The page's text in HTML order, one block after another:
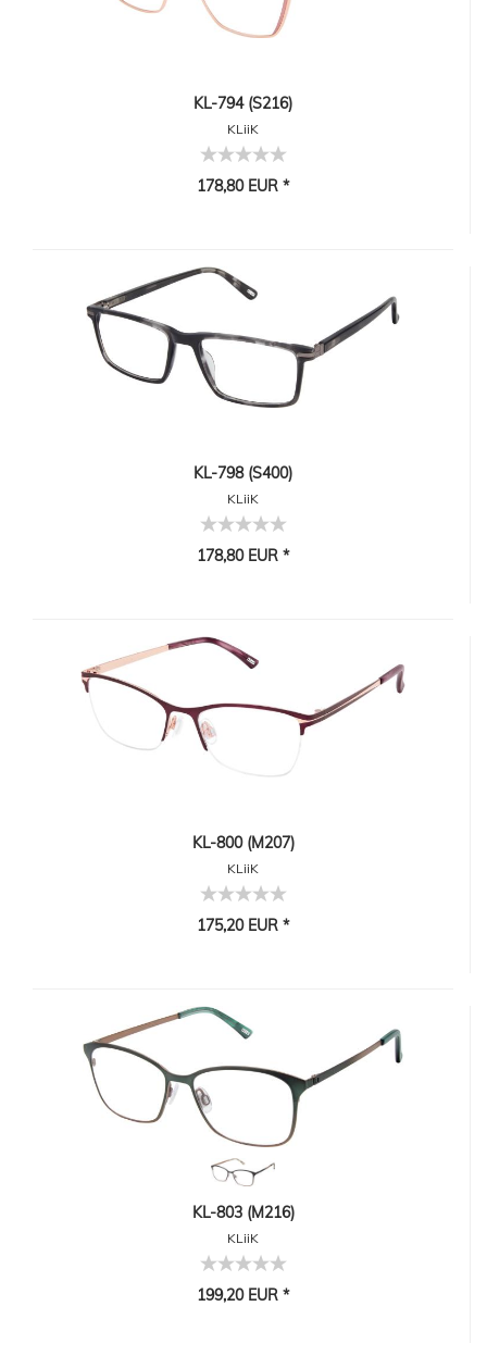
KL-794 (S216)
KLiiK
178,80 EUR *
KL-798 (S400)
KLiiK
178,80 EUR *
KL-800 (M207)
KLiiK
175,20 EUR *
KL-803 (M216)
KLiiK
199,20 EUR *